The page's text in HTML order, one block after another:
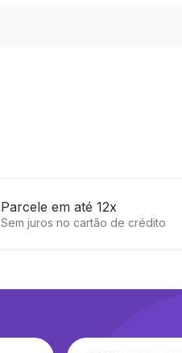
Parcele em até 12x
Sem juros no cartão de crédito